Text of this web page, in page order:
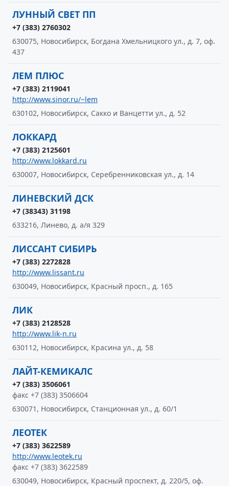
ЛУННЫЙ СВЕТ ПП
+7 (383) 2760302
630075, Новосибирск, Богдана Хмельницкого ул., д. 7, оф.
437
ЛЕМ ПЛЮС
+7 (383) 2119041
http://www.sinor.ru/~lem
630102, Новосибирск, Сакко и Ванцетти ул., д. 52
ЛОККАРД
+7 (383) 2125601
http://www.lokkard.ru
630007, Новосибирск, Серебренниковская ул., д. 14
ЛИНЕВСКИЙ ДСК
+7 (38343) 31198
633216, Линево, д. а/я 329
ЛИССАНТ СИБИРЬ
+7 (383) 2272828
http://www.lissant.ru
630049, Новосибирск, Красный просп., д. 165
ЛИК
+7 (383) 2128528
http://www.lik-n.ru
630112, Новосибирск, Красина ул., д. 58
ЛАЙТ-КЕМИКАЛС
+7 (383) 3506061
факс +7 (383) 3506604
630071, Новосибирск, Станционная ул., д. 60/1
ЛЕОТЕК
+7 (383) 3622589
http://www.leotek.ru
факс +7 (383) 3622589
630049, Новосибирск, Красный проспект, д. 220/5, оф.